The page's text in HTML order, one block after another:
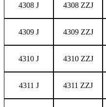
4308 J 4308 ZZJ
4309 J 4309 ZZJ
4310 J 4310 ZZJ
4311 J 4311 ZZJ